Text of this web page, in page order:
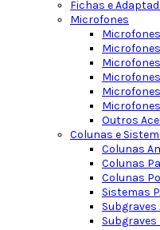
Fichas e
Microfones
Microfones
Outros
Colunas e
Colunas
Colunas
Colunas
Sistemas
Subgraves